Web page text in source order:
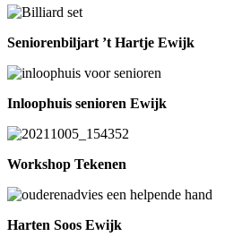
Seniorenbiljart ’t Hartje Ewijk
Inloophuis senioren Ewijk
Workshop Tekenen
Harten Soos Ewijk